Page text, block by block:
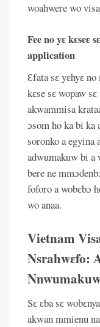
woahwere wo
Fee no yɛ kɛseɛ
application
Ɛfata sɛ yɛhyɛ
kɛse sɛ wopaw
akwammisa
ɔsom ho ka bi ka
soronko a egyina
adwumakuw bi a
bere ne
foforo a wobɛbɔ
wo anaa.
Vietnam
Nsrahwɛfo:
Sɛ ɛba sɛ
akwan mmienu